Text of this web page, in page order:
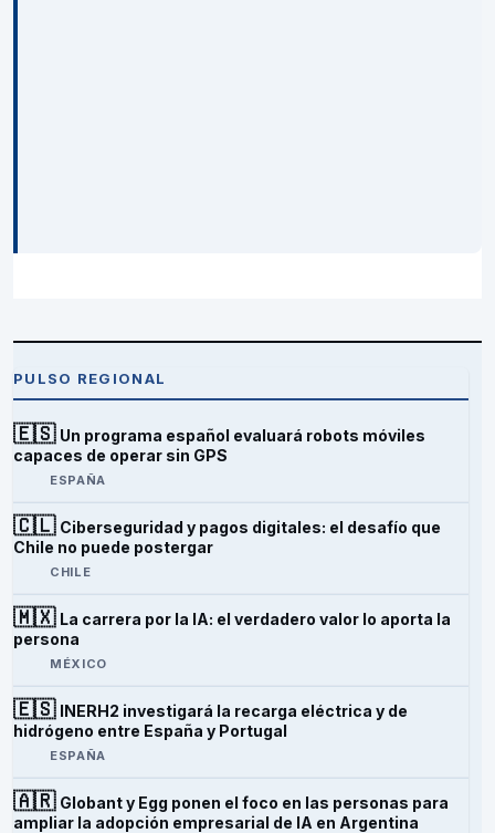
PULSO REGIONAL
🇪🇸 Un programa español evaluará robots móviles
capaces de operar sin GPS
ESPAÑA
🇨🇱 Ciberseguridad y pagos digitales: el desafío que
Chile no puede postergar
CHILE
🇲🇽 La carrera por la IA: el verdadero valor lo aporta la
persona
MÉXICO
🇪🇸 INERH2 investigará la recarga eléctrica y de
hidrógeno entre España y Portugal
ESPAÑA
🇦🇷 Globant y Egg ponen el foco en las personas para
ampliar la adopción empresarial de IA en Argentina